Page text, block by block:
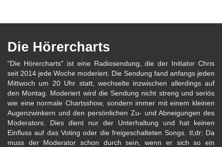
Die Hörercharts
"Die Hörercharts" ist eine Radiosendung, die der Initiator Chris
seit 2014 jede Woche moderiert. Die Sendung fand anfangs jeden
Mittwoch um 20 Uhr statt, wechselte inzwischen allerdings auf
den Montag. Moderiert wird die Sendung nicht streng und seriös
wie eine normale Chartsshow, sondern immer mit einem kleinen
Augenzwinkern und den persönlichen Zu- und Abneigungen des
Moderators. Dies dient nur der Unterhaltung und hat keinen
Einfluss auf das Voting oder die freigeschalteten Songs. tl;dr: Da
muss der Moderator schon durch sein, wenn er sich so ein